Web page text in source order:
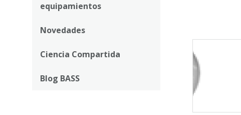
ayudaequipamientos
Novedades
Ciencia Compartida
Blog BASS